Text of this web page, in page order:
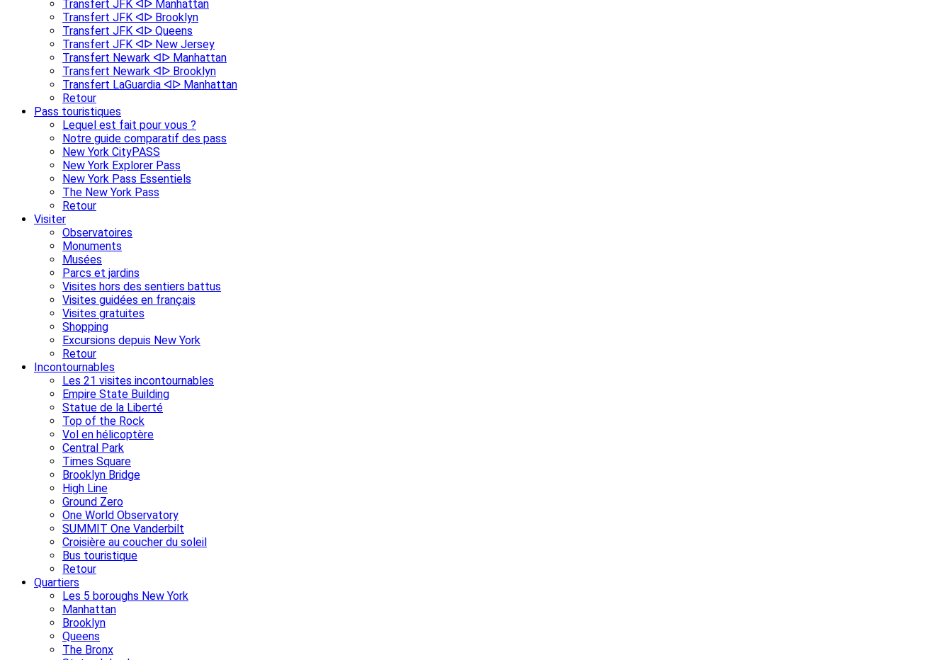
Transfert JFK ᐊᐅ Manhattan
Transfert JFK ᐊᐅ Brooklyn
Transfert JFK ᐊᐅ Queens
Transfert JFK ᐊᐅ New Jersey
Transfert Newark ᐊᐅ Manhattan
Transfert Newark ᐊᐅ Brooklyn
Transfert LaGuardia ᐊᐅ Manhattan
Retour
Pass touristiques
Lequel est fait pour vous ?
Notre guide comparatif des pass
New York CityPASS
New York Explorer Pass
New York Pass Essentiels
The New York Pass
Retour
Visiter
Observatoires
Monuments
Musées
Parcs et jardins
Visites hors des sentiers battus
Visites guidées en français
Visites gratuites
Shopping
Excursions depuis New York
Retour
Incontournables
Les 21 visites incontournables
Empire State Building
Statue de la Liberté
Top of the Rock
Vol en hélicoptère
Central Park
Times Square
Brooklyn Bridge
High Line
Ground Zero
One World Observatory
SUMMIT One Vanderbilt
Croisière au coucher du soleil
Bus touristique
Retour
Quartiers
Les 5 boroughs New York
Manhattan
Brooklyn
Queens
The Bronx